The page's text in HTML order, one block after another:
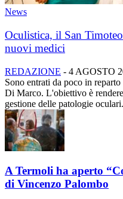
News
Oculistica, il San
nuovi medici
REDAZIONE - 4 AGOSTO
Sono entrati da poco in
Di Marco. L'obiettivo è
gestione delle patologie
A Termoli ha aperto
di Vincenzo Palombo